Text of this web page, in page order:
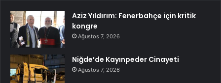
Aziz Yıldırım: Fenerbahçe için kritik
kongre
Ağustos 7, 2026
Niğde’de Kayınpeder Cinayeti
Ağustos 7, 2026